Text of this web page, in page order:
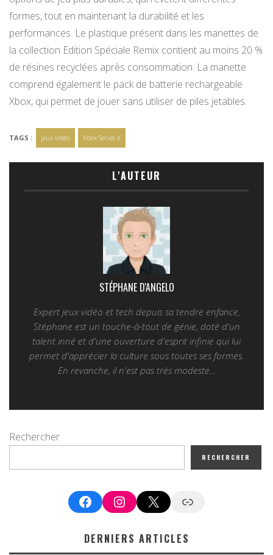
formes, tout en maintenant la durabilité et les
performances. Le plastique présent dans les manettes de
la collection Edition Spéciale Remix contient au moins 20 %
de résines recyclées après consommation. La manette
comprend également le pack de batterie rechargeable
Xbox, qui permet de jouer sans utiliser de piles jetables.
TAGS : jeux vidéo Xbox Series X
L'AUTEUR
STÉPHANE D'ANGELO
Expert jeux vidéo et tech depuis sa tendre enfance,
Stéphane est un touche-à-tout de génie, doté d'un
talent inné et d'une ouverture d'esprit infinie qui lui
permet d'apprécier la culture sous toutes ses formes.
En revanche, il n'est pas très modeste...
Rechercher
RECHERCHER
FacebookInstagram
X Google News
DERNIERS ARTICLES